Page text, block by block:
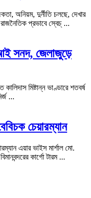
অনিয়ম, দুর্নীতি চলছে, দেখার
প্রভাবে স্বেচ্ ...
সনদ, জেলাজুড়ে
কালিদাস মিষ্টান্ন ভাণ্ডারে শতবর্ষ
...
চেয়ারম্যান
এয়ার ভাইস মার্শাল মো.
কার্গো টারম ...